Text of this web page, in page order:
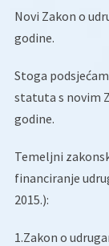
Novi Zakon o
godine.
Stoga
statuta s novim
godine.
Temeljni
financiranje
2015.):
1.Zakon o